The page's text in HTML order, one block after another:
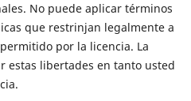
No puede aplicar términos
que restrinjan legalmente a
por la licencia. La
estas libertades en tanto usted